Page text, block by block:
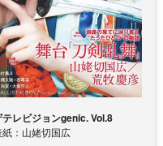
テレビジョンgenic. Vol.8
紙：山姥切国広